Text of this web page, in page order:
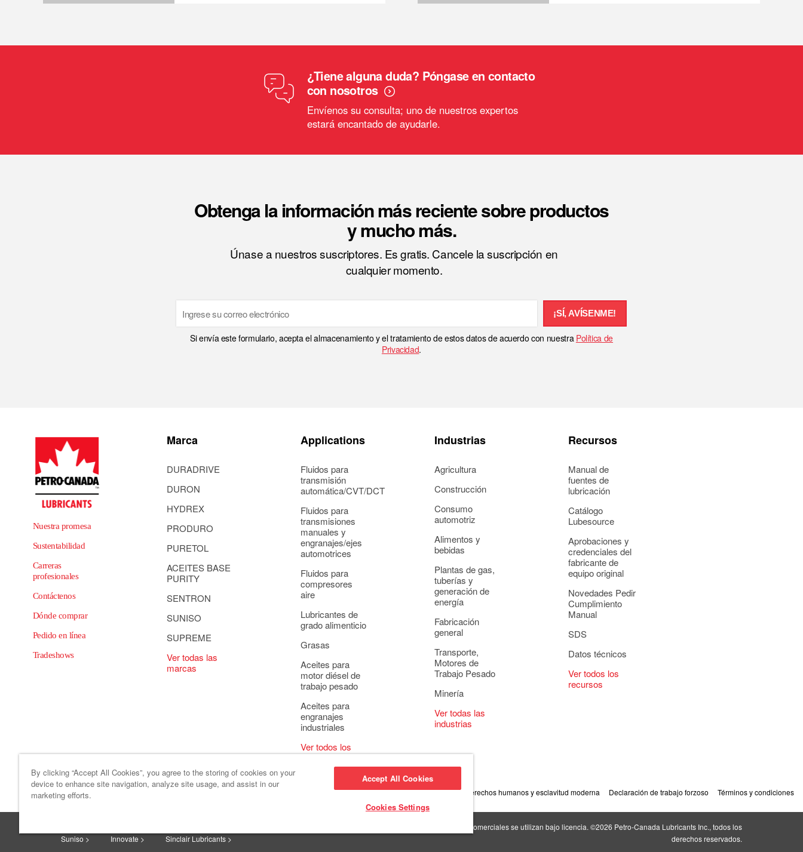
¿Tiene alguna duda? Póngase en contacto
con nosotros
Envíenos su consulta; uno de nuestros expertos
estará encantado de ayudarle.
Obtenga la información más reciente sobre productos
y mucho más.
Únase a nuestros suscriptores. Es gratis. Cancele la suscripción en
cualquier momento.
Email
¡SÍ, AVÍSENME!
Si envía este formulario, acepta el almacenamiento y el tratamiento de estos datos de acuerdo con nuestra Política de
Privacidad.
Nuestra promesa
Sustentabilidad
Carreras
profesionales
Contáctenos
Dónde comprar
Pedido en línea
Tradeshows
Marca
DURADRIVE
DURON
HYDREX
PRODURO
PURETOL
ACEITES BASE
PURITY
SENTRON
SUNISO
SUPREME
Ver todas las
marcas
Applications
Fluidos para
transmisión
automática/CVT/DCT
Fluidos para
transmisiones
manuales y
engranajes/ejes
automotrices
Fluidos para
compresores
aire
Lubricantes de
grado alimenticio
Grasas
Aceites para
motor diésel de
trabajo pesado
Aceites para
engranajes
industriales
Ver todos los
usos
Industrias
Agricultura
Construcción
Consumo
automotriz
Alimentos y
bebidas
Plantas de gas,
tuberías y
generación de
energía
Fabricación
general
Transporte,
Motores de
Trabajo Pesado
Minería
Ver todas las
industrias
Recursos
Manual de
fuentes de
lubricación
Catálogo
Lubesource
Aprobaciones y
credenciales del
fabricante de
equipo original
Novedades Pedir
Cumplimiento
Manual
SDS
Datos técnicos
Ver todos los
recursos
Mapa del sitio Código de ética y conducta empresarial Configuración de cookies Política de derechos humanos y esclavitud moderna Declaración de trabajo forzoso Términos y condiciones
Las marcas comerciales se utilizan bajo licencia. ©2026 Petro‐Canada Lubricants Inc., todos los
derechos reservados.
Suniso >
Innovate > Sinclair Lubricants >
By clicking “Accept All Cookies”, you agree to the storing of cookies on your
device to enhance site navigation, analyze site usage, and assist in our
marketing efforts.
Accept All Cookies
Cookies Settings